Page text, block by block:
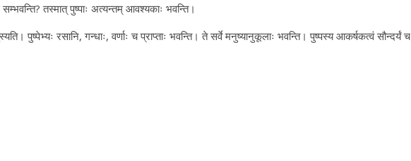
तस्मात् पुष्पाः अत्यन्तम् आवश्यकाः भवन्ति।
पुष्पेभ्यः रसानि, गन्धाः, वर्णाः च प्राप्ताः भवन्ति। ते सर्वे मनुष्यानुकूलाः भवन्ति। पुष्पस्य आकर्षकत्वं सौन्दर्यं च